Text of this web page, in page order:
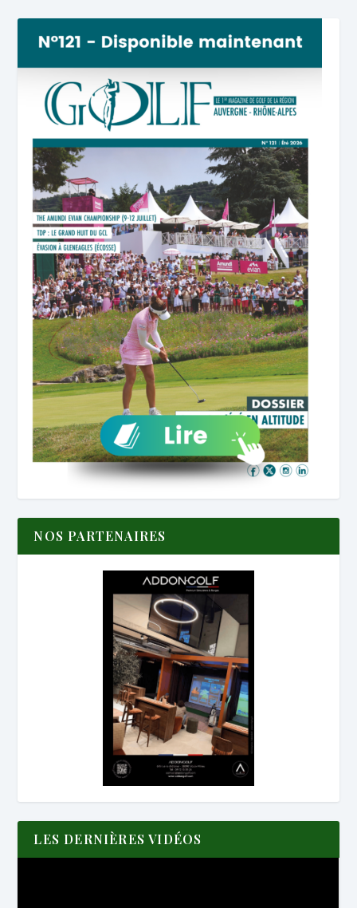
NOS PARTENAIRES
LES DERNIÈRES VIDÉOS